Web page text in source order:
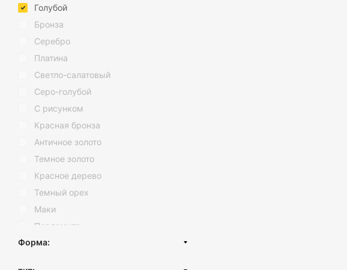
Голубой
Бронза
Серебро
Платина
Светло-салатовый
Серо-голубой
С рисунком
Красная бронза
Античное золото
Темное золото
Красное дерево
Темный орех
Маки
Перламутр
Милитари